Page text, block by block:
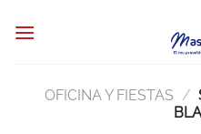
OFICINA Y FIESTAS /